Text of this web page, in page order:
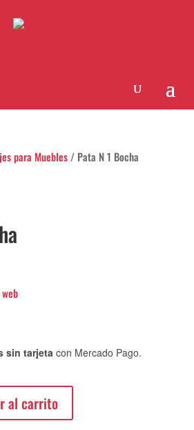
para Muebles / Pata N 1 Bocha
sin tarjetacon Mercado Pago.
al carrito